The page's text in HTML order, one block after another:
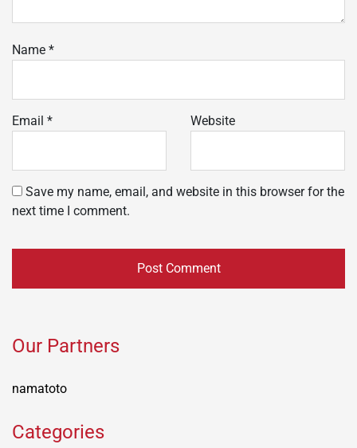
Name *
Email * Website
Save my name, email, and website in this browser for the
next time I comment.
Our Partners
namatoto
Categories